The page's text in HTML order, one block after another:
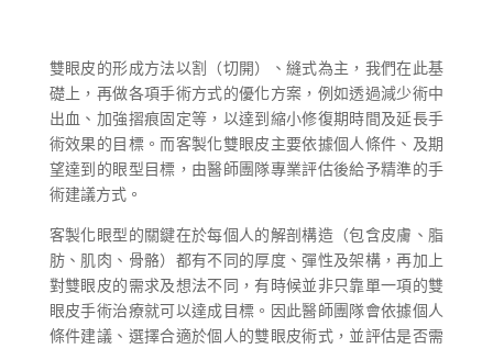
雙眼皮的形成方法以割（切開）、縫式為主，我們在此基
礎上，再做各項手術方式的優化方案，例如透過減少術中
出血、加強摺痕固定等，以達到縮小修復期時間及延長手
術效果的目標。而客製化雙眼皮主要依據個人條件、及期
望達到的眼型目標，由醫師團隊專業評估後給予精準的手
術建議方式。
客製化眼型的關鍵在於每個人的解剖構造（包含皮膚、脂
肪、肌肉、骨骼）都有不同的厚度、彈性及架構，再加上
對雙眼皮的需求及想法不同，有時候並非只靠單一項的雙
眼皮手術治療就可以達成目標。因此醫師團隊會依據個人
條件建議、選擇合適於個人的雙眼皮術式，並評估是否需